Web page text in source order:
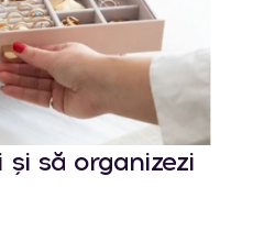
să organizezi